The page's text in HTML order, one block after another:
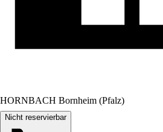
HORNBACH Bornheim (Pfalz)
Nicht reservierbar